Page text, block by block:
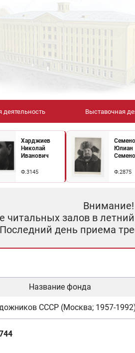
деятельность Выставочная
Харджиев
Николай
Иванович
Ф.3145
Юлиан
Ф.2875
Внимание!
читальных залов в летний
Последний день приема
Название фонда
СССР (Москва; 1957-